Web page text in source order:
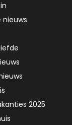
nieuws
2025